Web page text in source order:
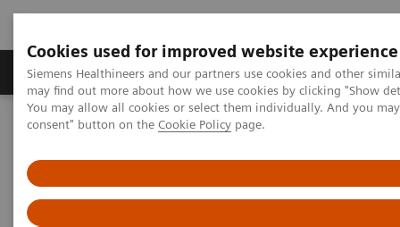
Cookies used for improved website experience
Siemens Healthineers and our partners use cookies and other
may find out more about how we use cookies by clicking "Show
You may allow all cookies or select them individually. And you
consent" button on the Cookie Policy page.
Produkter och lösningar Kliniska specialiteter
Hem Service IT Standards
IHE - Computed Tomography
IHE - SOMATOM Edge Plus